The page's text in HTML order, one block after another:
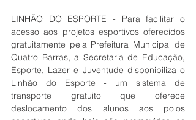
LINHÃO DO ESPORTE - Para facilitar o
acesso aos projetos esportivos oferecidos
gratuitamente pela Prefeitura Municipal de
Quatro Barras, a Secretaria de Educação,
Esporte, Lazer e Juventude disponibiliza o
Linhão do Esporte - um sistema de
transporte gratuito que oferece
deslocamento dos alunos aos polos